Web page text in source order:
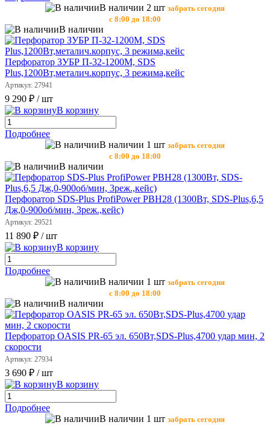
В наличии 2 шт забрать сегодня
с 8:00 до 18:00
В наличии
Перфоратор ЗУБР П-32-1200M, SDS
Plus,1200Вт,металич.корпус, 3 режима,кейс
Артикул: 27941
9 290 ₽ / шт
В корзину
Подробнее
В наличии 1 шт забрать сегодня
с 8:00 до 18:00
В наличии
Перфоратор SDS-Plus ProfiPower PBH28 (1300Вт, SDS-Plus,6,5
Дж,0-900об/мин, 3реж.,кейс)
Артикул: 29521
11 890 ₽ / шт
В корзину
Подробнее
В наличии 1 шт забрать сегодня
с 8:00 до 18:00
В наличии
Перфоратор OASIS PR-65 эл. 650Вт,SDS-Plus,4700 удар мин, 2
скорости
Артикул: 27934
3 690 ₽ / шт
В корзину
Подробнее
В наличии 1 шт забрать сегодня